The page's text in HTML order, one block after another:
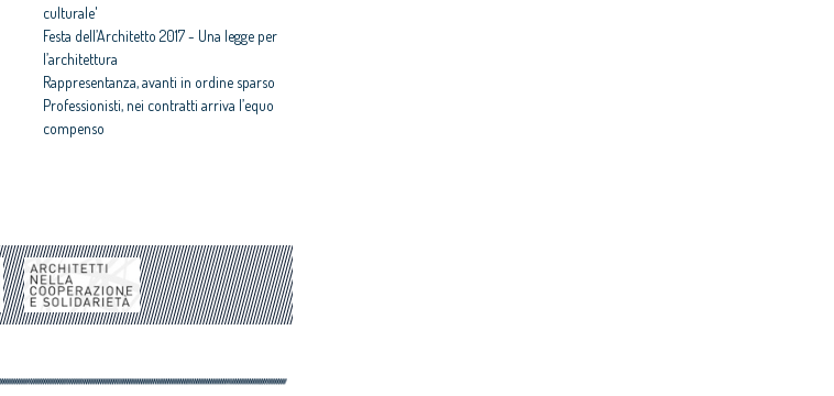
culturale'
Festa dell’Architetto 2017 - Una legge per
l’architettura
Rappresentanza, avanti in ordine sparso
Professionisti, nei contratti arriva l’equo
compenso
Architetti: 'Comune e Consiglio di Stato,
svilito interesse pubblico'
Periferie, tutti i vincitori del concorso Cna-
Mibact per riqualificare 10 aree urbane